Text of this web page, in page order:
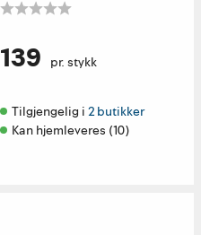
139 pr. stykk
Tilgjengelig i 2 butikker
Kan hjemleveres (10)